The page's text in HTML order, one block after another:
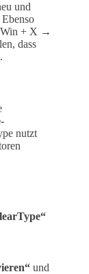
und
+ X →
dass
nutzt
und